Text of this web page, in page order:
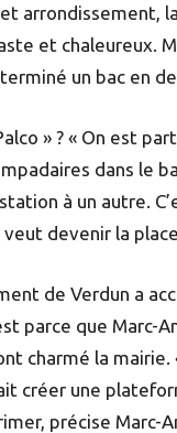
arrondissement,
et chaleureux.
un bac en
» ? « On est
dans le
à un autre.
devenir la
de Verdun a
parce que
charmé la
créer une
précise Marc-